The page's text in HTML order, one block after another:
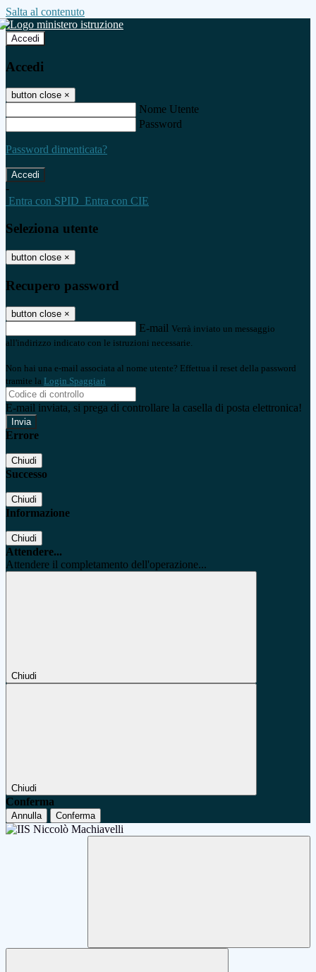
Salta al contenuto
Accedi
Accedi
button close ×
Nome Utente
Password
Password dimenticata?
-
Entra con SPID Entra con CIE
Seleziona utente
button close ×
Recupero password
button close ×
E-mail Verrà inviato un messaggio
all'indirizzo indicato con le istruzioni necessarie.
Non hai una e-mail associata al nome utente? Effettua il reset della password
tramite la Login Spaggiari
E-mail inviata, si prega di controllare la casella di posta elettronica!
Errore
Chiudi
Successo
Chiudi
Informazione
Chiudi
Attendere...
Attendere il completamento dell'operazione...
Chiudi
Chiudi
Conferma
Annulla Conferma